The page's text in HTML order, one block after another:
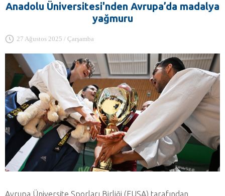
Anadolu Üniversitesi'nden Avrupa’da madalya
yağmuru
27 Ağustos 2025 / Çarşamba
Avrupa Üniversite Sporları Birliği (EUSA) tarafından